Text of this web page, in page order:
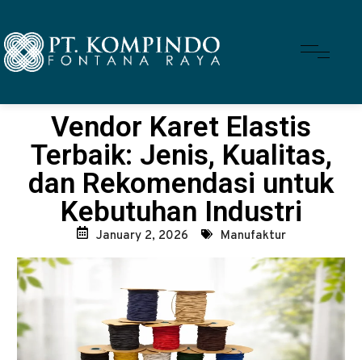
Vendor Karet Elastis
Terbaik: Jenis, Kualitas,
dan Rekomendasi untuk
Kebutuhan Industri
January 2, 2026 Manufaktur